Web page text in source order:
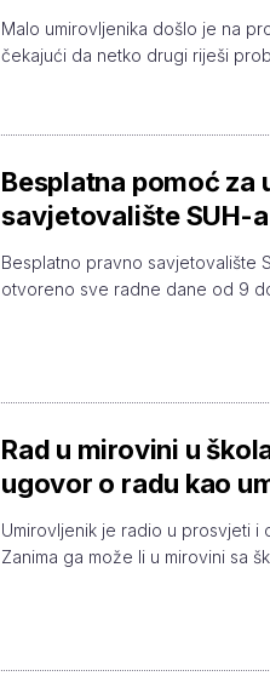
Malo umirovljenika došlo je na
čekajući da netko drugi riješi
Besplatna pomoć za
savjetovalište SUH-
Besplatno pravno savjetovalište
otvoreno sve radne dane od 9
Rad u mirovini u
ugovor o radu kao
Umirovljenik je radio u prosvjeti i
Zanima ga može li u mirovini sa